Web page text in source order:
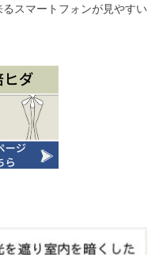
スマートフォンが見やすい